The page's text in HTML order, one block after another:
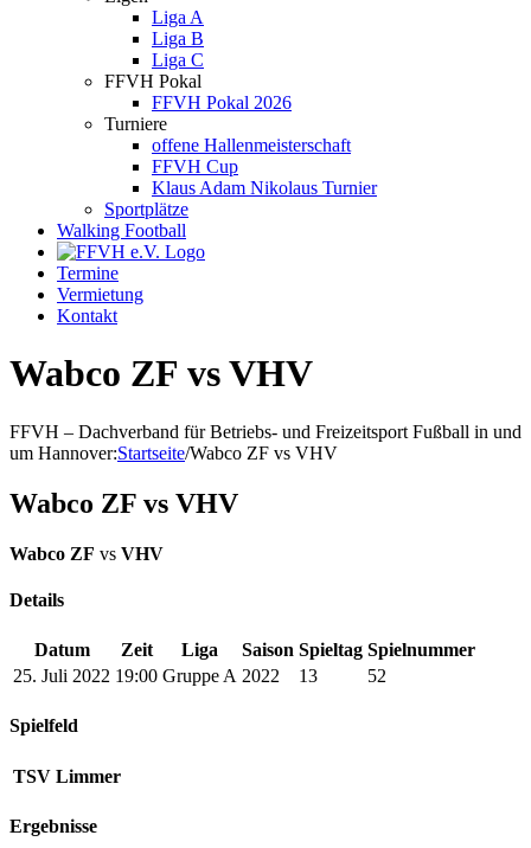
Liga A
Liga B
Liga C
FFVH Pokal
FFVH Pokal 2026
Turniere
offene Hallenmeisterschaft
FFVH Cup
Klaus Adam Nikolaus Turnier
Sportplätze
Walking Football
Termine
Vermietung
Kontakt
Wabco ZF vs VHV
FFVH – Dachverband für Betriebs- und Freizeitsport Fußball in und
um Hannover:Startseite/Wabco ZF vs VHV
Wabco ZF vs VHV
Wabco ZF vs VHV
Details
Datum Zeit Liga Saison Spieltag Spielnummer
25. Juli 2022 19:00 Gruppe A 2022 13 52
Spielfeld
TSV Limmer
Ergebnisse